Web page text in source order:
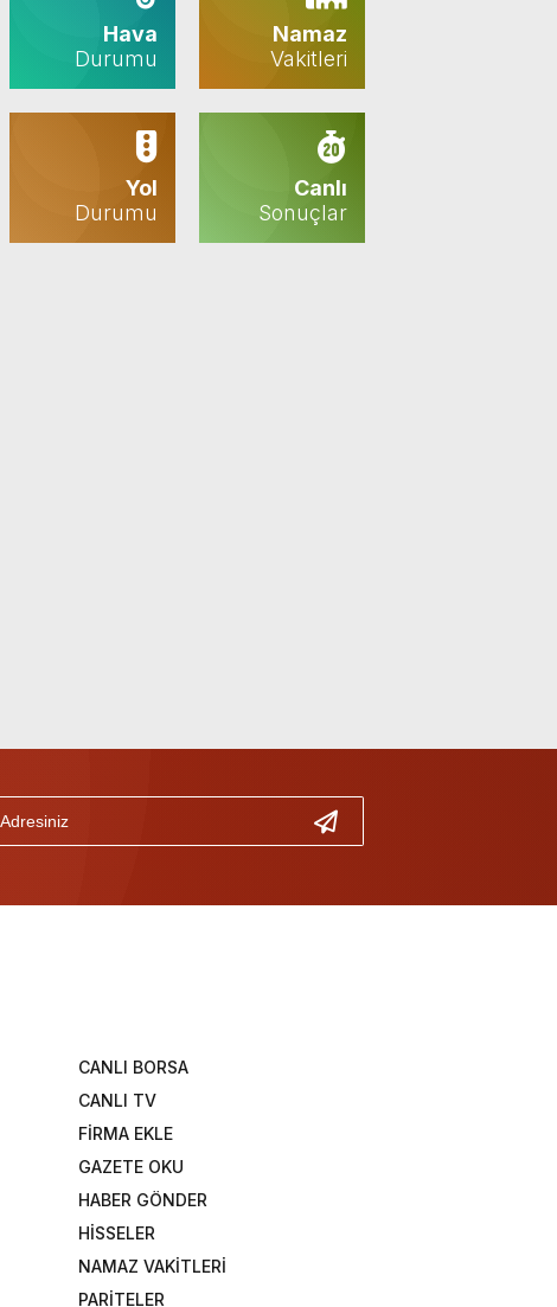
Hava
Durumu
Namaz
Vakitleri
Yol
Durumu
Canlı
Sonuçlar
CANLI BORSA
CANLI TV
FİRMA EKLE
GAZETE OKU
HABER GÖNDER
HİSSELER
NAMAZ VAKİTLERİ
PARİTELER